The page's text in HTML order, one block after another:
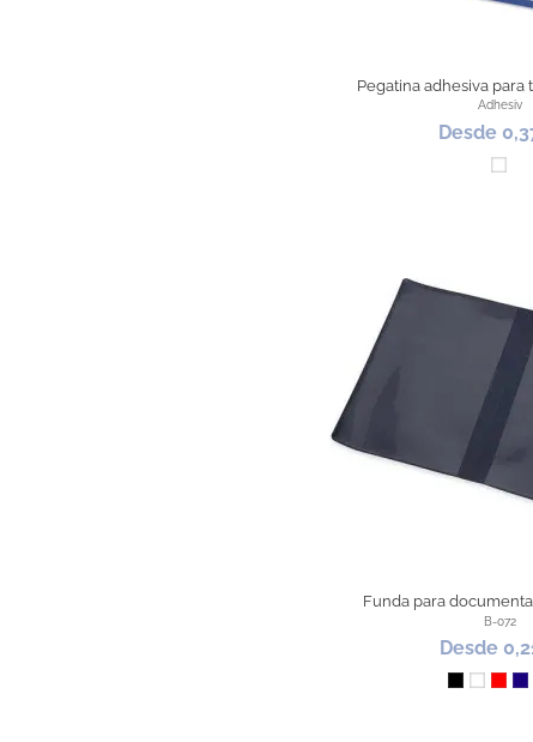
Pegatina adhesiva
Adhesiv
Desde
Funda para
B-072
Desde
NegroBlanco
Rojo